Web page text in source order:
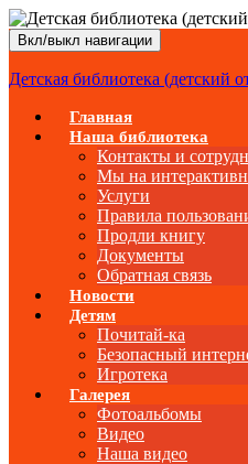
Вкл/выкл навигации
Детская библиотека (детский
Главная
Наша библиотека
Контакты и
Мы на
Услуги
Правила
Продли книгу
Документы
Обратная связь
Новости
Детям
Почитай-ка
Безопасный
Игротека
Галерея
Фотоальбомы
Видео
Наша видео